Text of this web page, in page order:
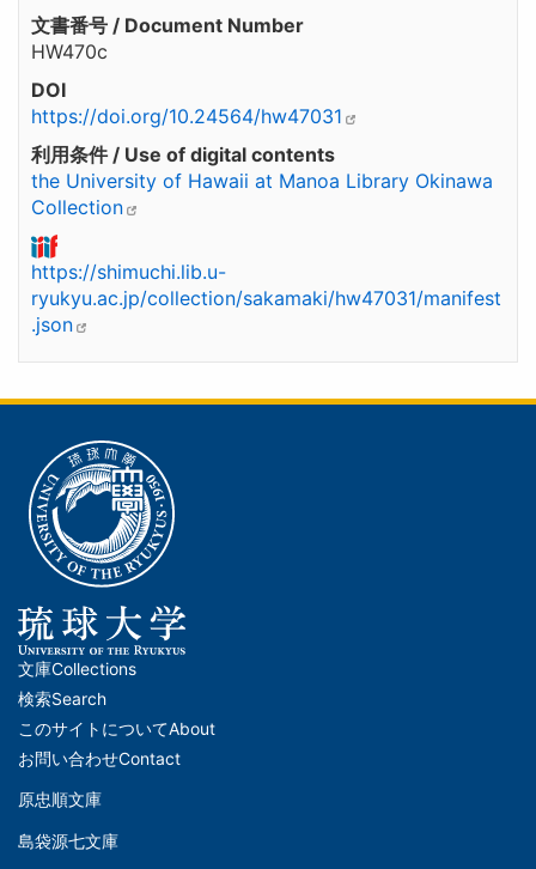
文書番号 / Document Number
HW470c
DOI
https://doi.org/10.24564/hw47031
利用条件 / Use of digital contents
the University of Hawaii at Manoa Library Okinawa
Collection
https://shimuchi.lib.u-
ryukyu.ac.jp/collection/sakamaki/hw47031/manifest
.json
メ
イ
ン
ナ
ビ
文庫Collections
検索Search
このサイトについてAbout
お問い合わせContact
文
原忠順文庫
島袋源七文庫